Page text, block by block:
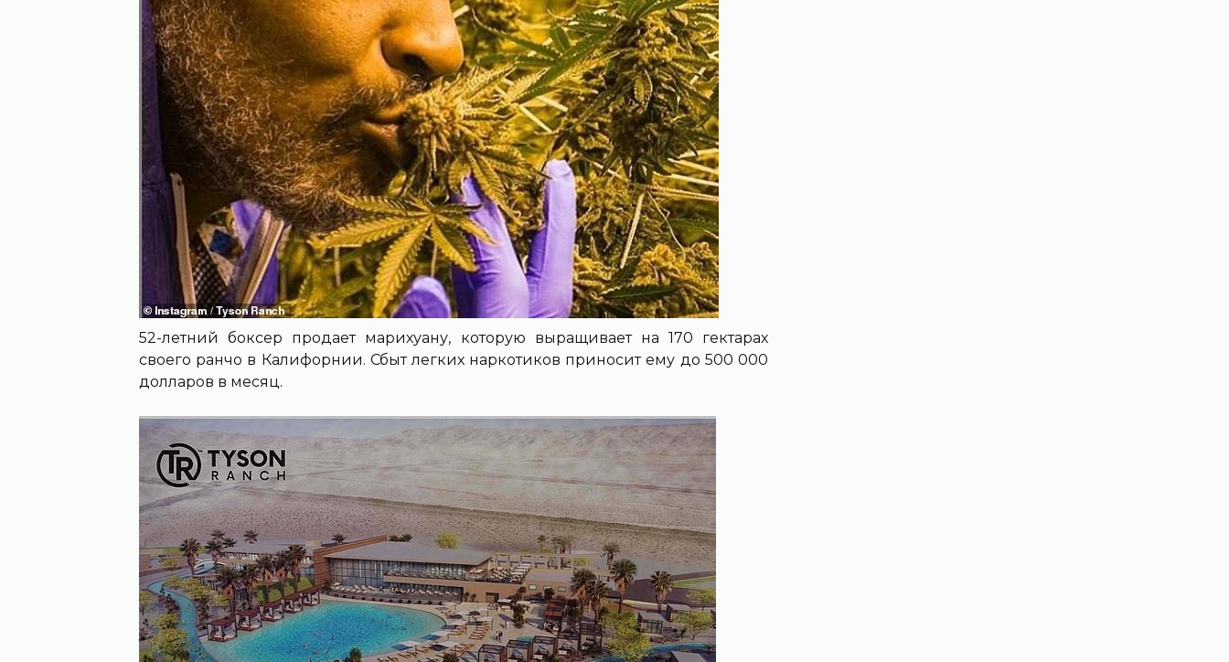
52-летний боксер продает марихуану, которую выращивает на 170 гектарах
своего ранчо в Калифорнии. Сбыт легких наркотиков приносит ему до 500 000
долларов в месяц.